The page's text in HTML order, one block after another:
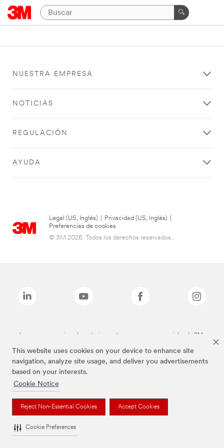
This website uses cookies on your device to enhance site
navigation, analyze site usage, and deliver you advertisements
based on your interests.
Cookie Notice
Reject Non-Essential Cookies Accept Cookies
Cookie Preferences
NUESTRA EMPRESA
NOTICIAS
REGULACIÓN
AYUDA
Legal (US, Inglés) Privacidad (US, Inglés)
Preferencias de cookies
© 3M 2026. Todos los derechos reservados..
Las marcas mencionadas anteriormente son marcas comerciales de 3M.